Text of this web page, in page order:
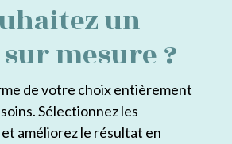
un
mesure ?
de votre choix entièrement
Sélectionnez les
améliorez le résultat en